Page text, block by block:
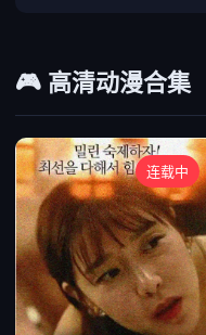
🎮 高清动漫合集
连载中